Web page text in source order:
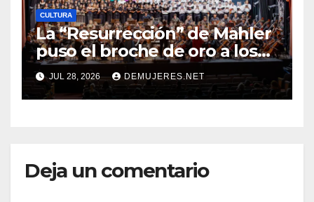
CULTURA
La “Resurrección” de Mahler
puso el broche de oro a los
20 años del Festival Alfredo
De Saint Malo
JUL 28, 2026 DEMUJERES.NET
Deja un comentario